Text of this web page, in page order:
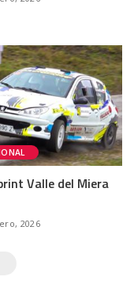
Valle del Miera
2026